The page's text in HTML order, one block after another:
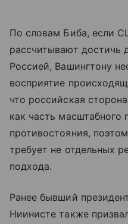
По словам Биба, если
рассчитывают достичь
Россией, Вашингтону
восприятие
что российская
как часть масштабного
противостояния,
требует не отдельных
подхода.
Ранее бывший
Ниинисте также